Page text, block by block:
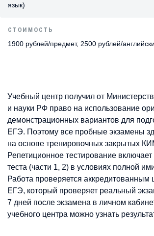
язык)
СТОИМОСТЬ
1900 рублей/предмет, 2500 рублей/
Учебный центр получил от
и науки РФ право на использование
демонстрационных вариантов для
ЕГЭ. Поэтому все пробные экзамены
на основе тренировочных закрытых
Репетиционное тестирование
теста (части 1, 2) в условиях полной
Работа проверяется аккредитованным
ЕГЭ, который проверяет реальный
7 дней после экзамена в личном
учебного центра можно узнать